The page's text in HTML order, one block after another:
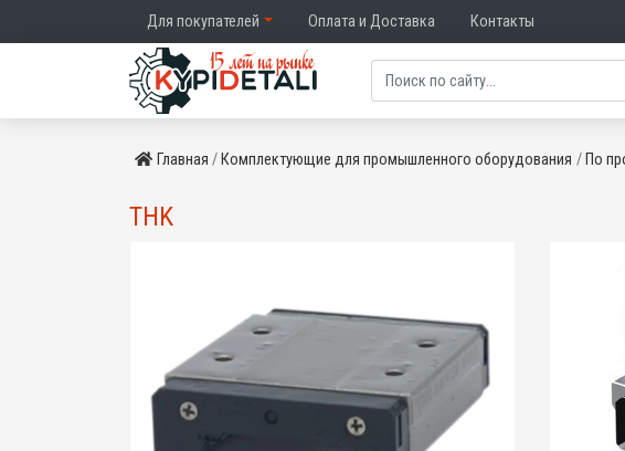
Для покупателей Оплата и Доставка Контакты
Главная Комплектующие для промышленного оборудования По
THK